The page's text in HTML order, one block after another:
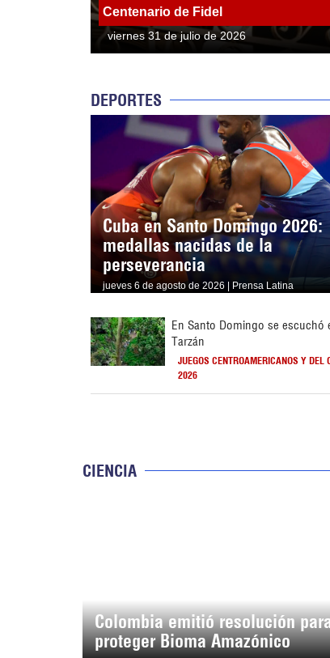
Centenario de Fidel
viernes 31 de julio de 2026
DEPORTES
Cuba en Santo Domingo 2026:
medallas nacidas de la
perseverancia
jueves 6 de agosto de 2026 | Prensa Latina
En Santo Domingo se escuchó
Tarzán
JUEGOS CENTROAMERICANOS Y DEL
2026
CIENCIA
Colombia emitió resolución
proteger Bioma Amazónico